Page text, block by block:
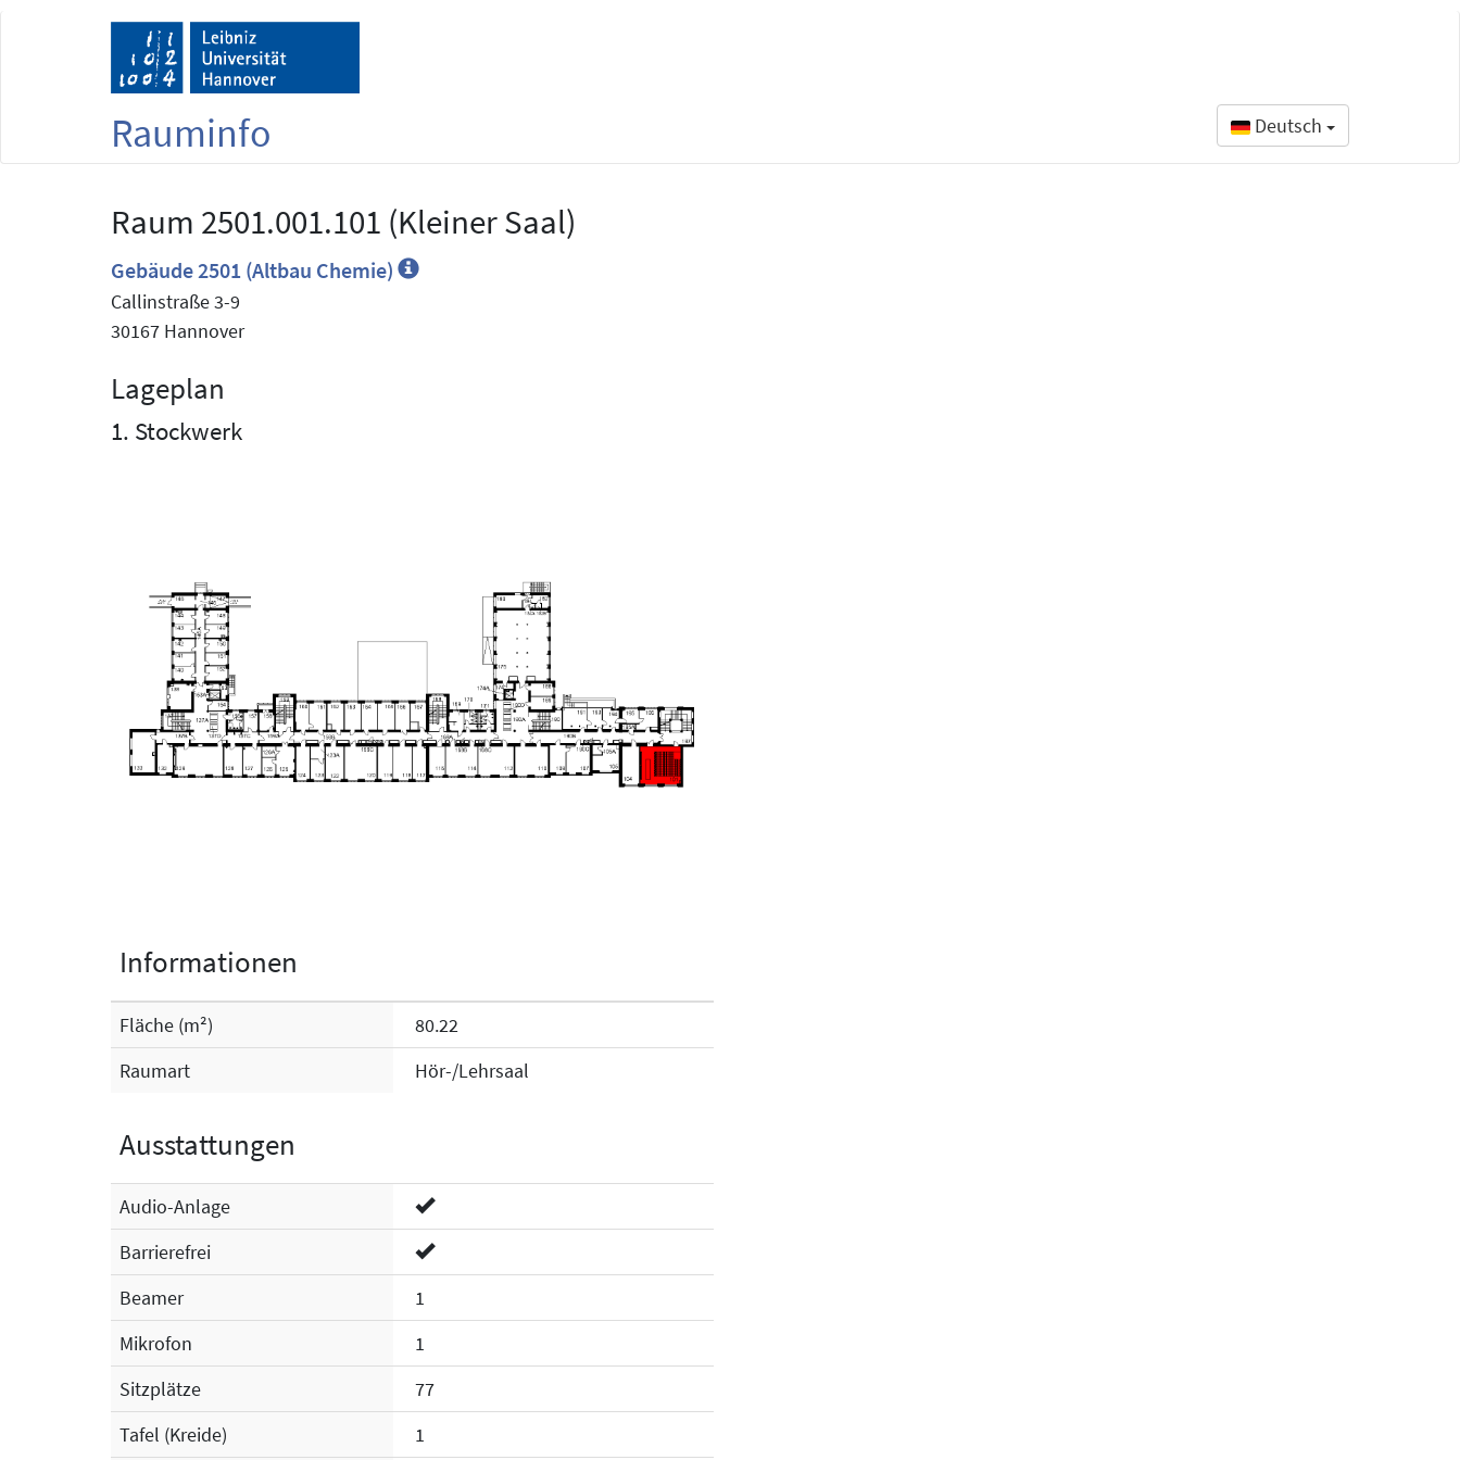
Rauminfo Deutsch
Raum 2501.001.101 (Kleiner Saal)
Gebäude 2501 (Altbau Chemie)
Callinstraße 3-9
30167 Hannover
Lageplan
1. Stockwerk
Informationen
Fläche (m²)
80.22
Raumart
Hör-/Lehrsaal
Ausstattungen
Audio-Anlage
Barrierefrei
Beamer
1
Mikrofon
1
Sitzplätze
77
Tafel (Kreide)
1